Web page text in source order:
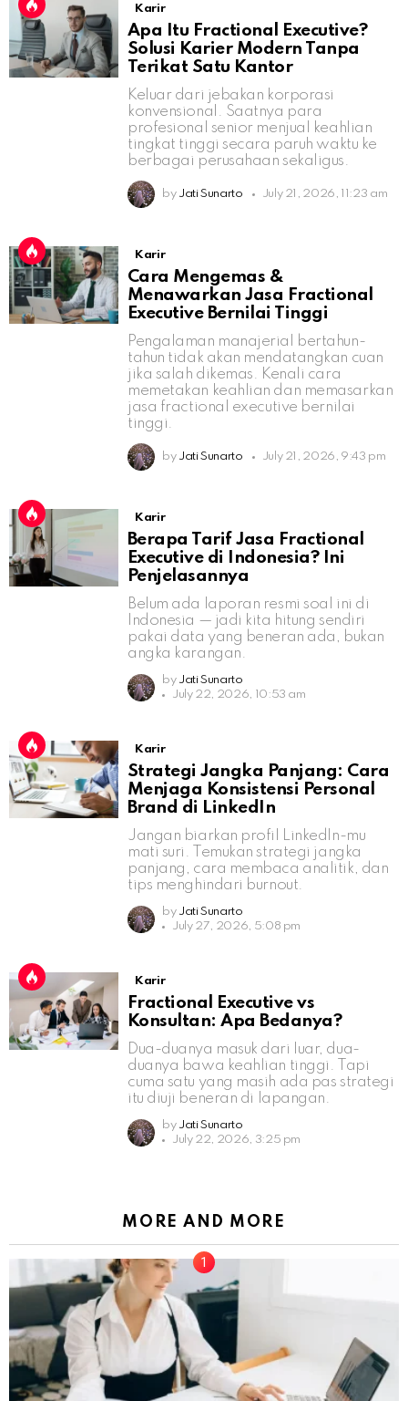
Karir
Apa Itu Fractional Executive?
Solusi Karier Modern Tanpa
Terikat Satu Kantor
Keluar dari jebakan korporasi
konvensional. Saatnya para
profesional senior menjual keahlian
tingkat tinggi secara paruh waktu ke
berbagai perusahaan sekaligus.
by Jati Sunarto July 21, 2026, 11:23 am
Karir
Cara Mengemas &
Menawarkan Jasa Fractional
Executive Bernilai Tinggi
Pengalaman manajerial bertahun-
tahun tidak akan mendatangkan cuan
jika salah dikemas. Kenali cara
memetakan keahlian dan memasarkan
jasa fractional executive bernilai
tinggi.
by Jati Sunarto July 21, 2026, 9:43 pm
Karir
Berapa Tarif Jasa Fractional
Executive di Indonesia? Ini
Penjelasannya
Belum ada laporan resmi soal ini di
Indonesia — jadi kita hitung sendiri
pakai data yang beneran ada, bukan
angka karangan.
by Jati Sunarto
July 22, 2026, 10:53 am
Karir
Strategi Jangka Panjang: Cara
Menjaga Konsistensi Personal
Brand di LinkedIn
Jangan biarkan profil LinkedIn-mu
mati suri. Temukan strategi jangka
panjang, cara membaca analitik, dan
tips menghindari burnout.
by Jati Sunarto
July 27, 2026, 5:08 pm
Karir
Fractional Executive vs
Konsultan: Apa Bedanya?
Dua-duanya masuk dari luar, dua-
duanya bawa keahlian tinggi. Tapi
cuma satu yang masih ada pas strategi
itu diuji beneran di lapangan.
by Jati Sunarto
July 22, 2026, 3:25 pm
MORE AND MORE